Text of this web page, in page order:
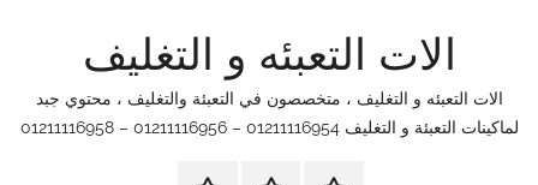
الات التعبئه و التغليف
الات التعبئه و التغليف ، متخصصون في التعبئة والتغليف ، محتوي جبد
لماكينات التعبئة و التغليف 01211116954 – 01211116956 – 01211116958